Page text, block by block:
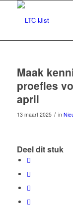
Maak
proefles
april
13 maart 2025 / in
Deel dit stuk